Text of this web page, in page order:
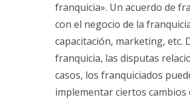
franquicia». Un acuerdo de
con el negocio de la
capacitación, marketing, etc.
franquicia, las disputas
casos, los franquiciados
implementar ciertos